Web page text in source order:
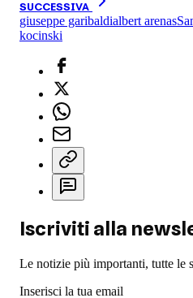
SUCCESSIVA
giuseppe garibaldialbert arenas
kocinski
Iscriviti alla
Le notizie più importanti, tutte le
Inserisci la tua email